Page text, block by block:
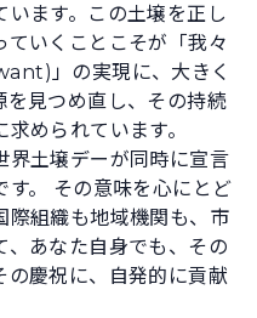
ます。この土壌を正し
ていくことこそが「我々
」の実現に、大きく
を見つめ直し、その持続
められています。
界土壌デーが同時に宣言
す。 その意味を心にとど
際組織も地域機関も、市
、あなた自身でも、その
の慶祝に、自発的に貢献